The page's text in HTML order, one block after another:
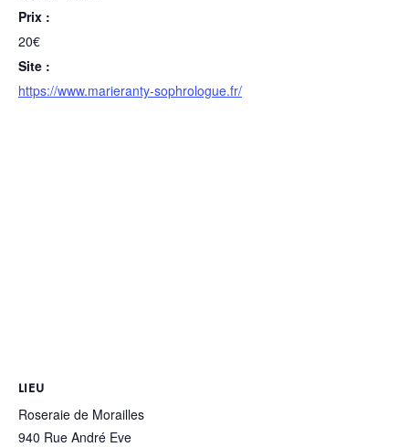
Prix :
20€
Site :
https://www.marieranty-sophrologue.fr/
LIEU
Roseraie de Morailles
940 Rue André Eve